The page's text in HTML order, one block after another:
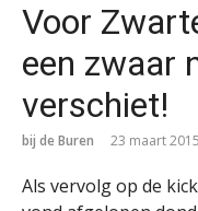
Voor
een zwaar
verschiet!
bij de Buren 23 maart 2015
Als vervolg op de